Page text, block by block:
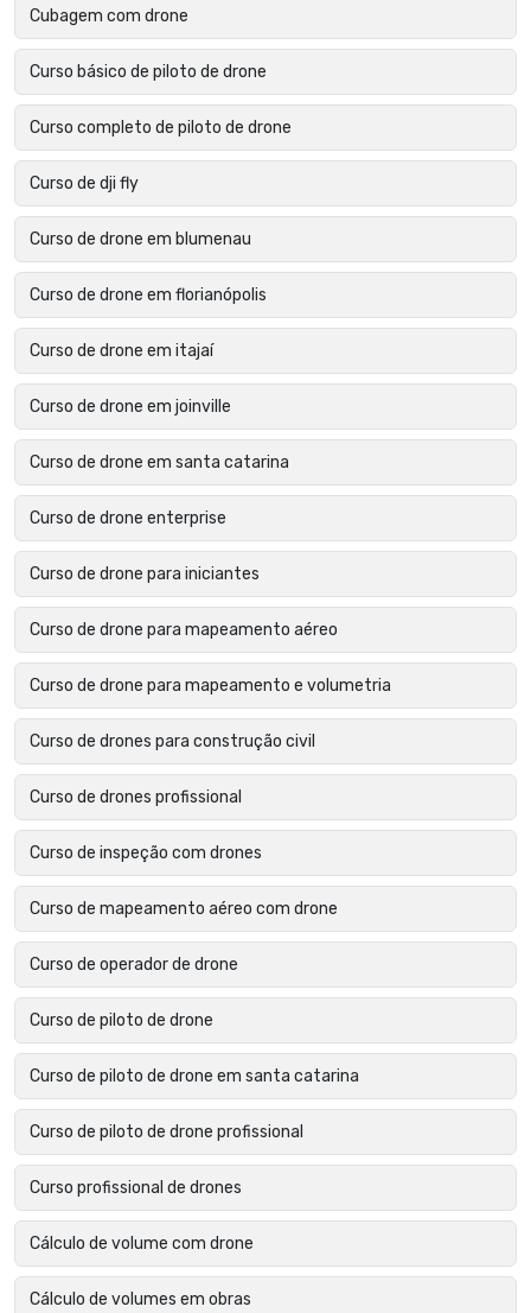
Cubagem com drone
Curso básico de piloto de drone
Curso completo de piloto de drone
Curso de dji fly
Curso de drone em blumenau
Curso de drone em florianópolis
Curso de drone em itajaí
Curso de drone em joinville
Curso de drone em santa catarina
Curso de drone enterprise
Curso de drone para iniciantes
Curso de drone para mapeamento aéreo
Curso de drone para mapeamento e volumetria
Curso de drones para construção civil
Curso de drones profissional
Curso de inspeção com drones
Curso de mapeamento aéreo com drone
Curso de operador de drone
Curso de piloto de drone
Curso de piloto de drone em santa catarina
Curso de piloto de drone profissional
Curso profissional de drones
Cálculo de volume com drone
Cálculo de volumes em obras